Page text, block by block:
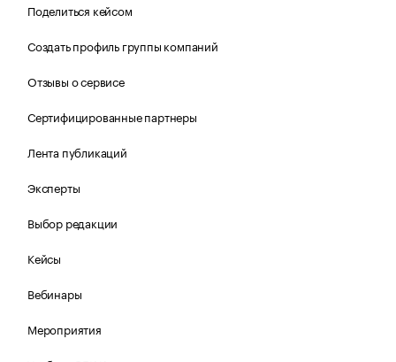
Поделиться кейсом
Создать профиль группы компаний
Отзывы о сервисе
Сертифицированные партнеры
Лента публикаций
Эксперты
Выбор редакции
Кейсы
Вебинары
Мероприятия